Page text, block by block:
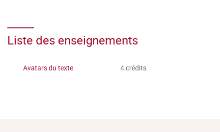
Liste des enseignements
Avatars du texte 4 crédits